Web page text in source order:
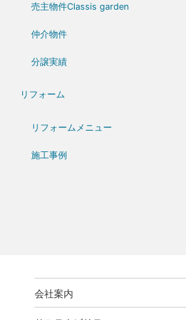
売主物件Classis garden
仲介物件
分譲実績
リフォーム
リフォームメニュー
施工事例
会社案内